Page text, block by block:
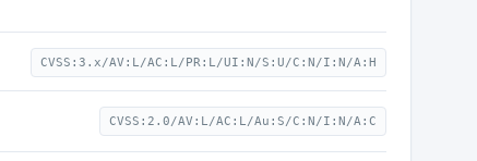
CVSS:3.x/AV:L/AC:L/PR:L/UI:N/S:U/C:N/I:N/A:H
CVSS:2.0/AV:L/AC:L/Au:S/C:N/I:N/A:C